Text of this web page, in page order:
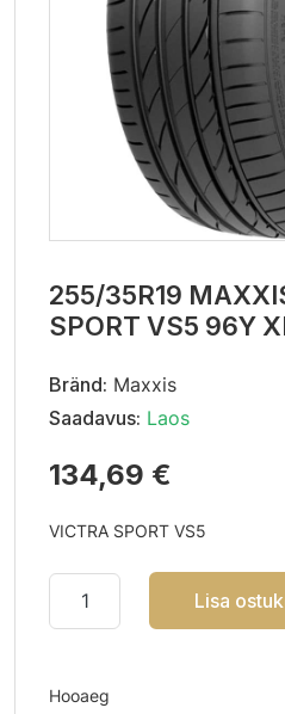
255/35R19
SPORT VS5 96Y
Bränd: Maxxis
Saadavus: Laos
134,69 €
VICTRA SPORT VS5
Lisa
Hooaeg